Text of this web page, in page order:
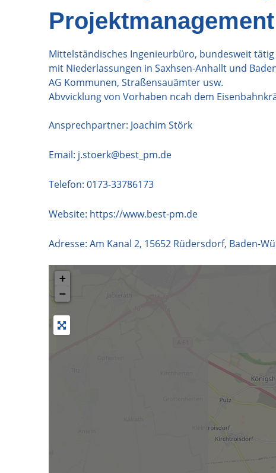
Mittelständisches Ingenieurbüro, bundesweit
mit Niederlassungen in Saxhsen-Anhallt und
AG Kommunen, Straßensauämter usw.
Abvvicklung von Vorhaben ncah dem
Ansprechpartner: Joachim Störk
Email: j.stoerk@best_pm.de
Telefon: 0173-33786173
Website: https://www.best-pm.de
Adresse: Am Kanal 2, 15652 Rüdersdorf, Baden-
+
−